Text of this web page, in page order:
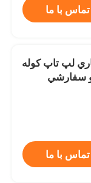
تماس با ما
لپ تاپ کوله
سفارشي
تماس با ما